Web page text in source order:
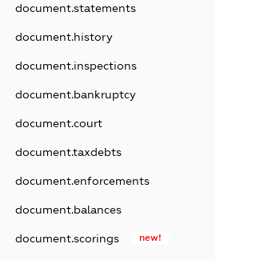
document.statements
document.history
document.inspections
document.bankruptcy
document.court
document.taxdebts
document.enforcements
document.balances
document.scorings new!